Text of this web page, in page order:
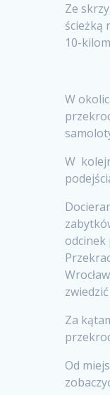
Ze
ścieżką
10-
W
W
odcinek
Za
Od